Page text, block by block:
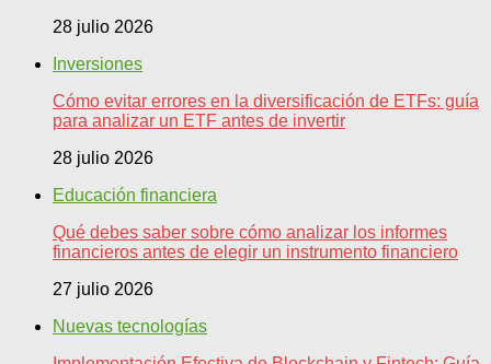
28 julio 2026
Inversiones
Cómo evitar errores en la diversificación de ETFs: guía
para analizar un ETF antes de invertir
28 julio 2026
Educación financiera
Qué debes saber sobre cómo analizar los informes
financieros antes de elegir un instrumento financiero
27 julio 2026
Nuevas tecnologías